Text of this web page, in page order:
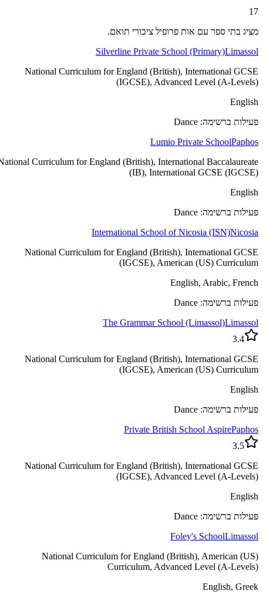
17
מציג בתי ספר עם אות פרופיל ציבורי תואם.
Silverline Private School (Primary)Limassol
National Curriculum for England (British), International GCSE
(IGCSE), Advanced Level (A-Levels)
English
פעילות ברשימה: Dance
Lumio Private SchoolPaphos
National Curriculum for England (British), International Baccalaureate
(IB), International GCSE (IGCSE)
English
פעילות ברשימה: Dance
International School of Nicosia (ISN)Nicosia
National Curriculum for England (British), International GCSE
(IGCSE), American (US) Curriculum
English, Arabic, French
פעילות ברשימה: Dance
The Grammar School (Limassol)Limassol
3.4
National Curriculum for England (British), International GCSE
(IGCSE), American (US) Curriculum
English
פעילות ברשימה: Dance
Private British School AspirePaphos
3.5
National Curriculum for England (British), International GCSE
(IGCSE), Advanced Level (A-Levels)
English
פעילות ברשימה: Dance
Foley's SchoolLimassol
National Curriculum for England (British), American (US)
Curriculum, Advanced Level (A-Levels)
English, Greek